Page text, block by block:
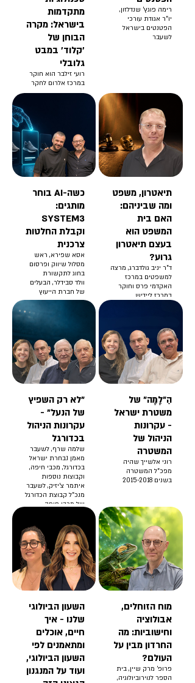
רימה פוגץ' שנדלזון,
יו"ר אגודת עורכי
הפטנטים בישראל
לשעבר
מתקדמות
בישראל: מקרה
הבוחן של
'קלוד' במבט
גלובלי
רועי זילבר הוא חוקר
במרכז אלרום לחקר
מדיניות ואסטרטגיית
באוניברסיטת תל אביב
ודוקטורנט בבית הספר
למדע המדינה, ממשל
ויחסים בינלאומיים
באוניברסיטת תל
אביב.
ד"ר תומר פדלון הוא
המנהל האקדמי של
מדיניות ואסטרטגיית
אוויר וחלל
אביב.
תיאטרון, משפט
ומה שביניהם:
האם בית
המשפט הוא
בעצם תיאטרון
גרוע?
ד"ר יניב גולדברג, מרצה
למשפטים במרכז
האקדמי פרס וחוקר
במרכז ליידיש
כשה-AI בוחר
מותגים:
SYSTEM3
וקבלת החלטות
צרכנית
אסא שפירא, ראש
מסלול שיווק ופרסום
בחוג לתקשורת
וולד סבידלר, הבעלים
של חברת הייעוץ
SUMITUP
הַ״לָמָּה״ של
משטרת ישראל
- עקרונות
הניהול של
המשטרה
רוני אלשייך שהיה
מפכ"ל המשטרה
בשנים 2015-2018
"לא רק השפיץ
של הנעל" -
עקרונות הניהול
בכדורגל
שלמה שרף, לשעבר
מאמן נבחרת ישראל
בכדורגל, מכבי חיפה,
וקבוצות נוספות
איתמר צ'יזיק, לשעבר
מנכ"ל קבוצת הכדורגל
של מכבי חיפה
מוח הזוחלים,
אבולוציה
וחישוביות: מה
החרדון מבין על
העולם?
פרופ' מרק שיין, בית
הספר לנוירוביולוגיה,
השעון הביולוגי
שלנו - איך
חיים, אוכלים
ומתאמנים לפי
השעון הביולוגי,
ועוד על המנגנון